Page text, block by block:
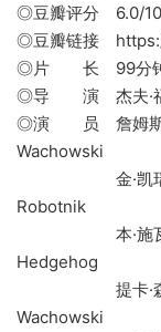
◎豆瓣评分 6.0/
◎豆瓣链接
◎片 长 99分
◎导 演 杰夫·福
◎演 员 詹姆斯·
Wachowski
金·凯瑞 / Jim
Robotnik
本·施瓦茨 /
Hedgehog
提卡·森普特
Wachowski